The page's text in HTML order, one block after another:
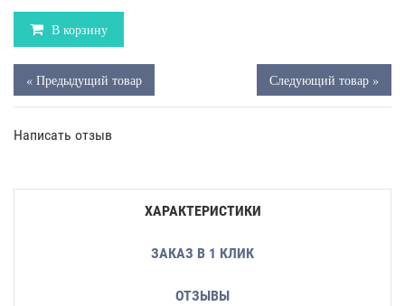
В корзину
« Предыдущий товар Следующий товар »
Написать отзыв
ХАРАКТЕРИСТИКИ
ЗАКАЗ В 1 КЛИК
ОТЗЫВЫ